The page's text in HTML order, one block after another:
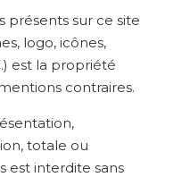
présents sur ce site
logo, icônes,
est la propriété
contraires.
totale ou
est interdite sans